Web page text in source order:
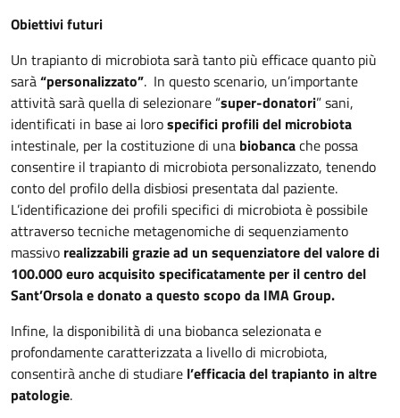
Obiettivi futuri
Un trapianto di microbiota sarà tanto più efficace quanto più
sarà“personalizzato”. In questo scenario, un’importante
attività sarà quella di selezionare “super-donatori” sani,
identificati in base ai lorospecifici profili del microbiota
intestinale, per la costituzione di una biobancache possa
consentire il trapianto di microbiota personalizzato, tenendo
conto del profilo della disbiosi presentata dal paziente.
L’identificazione dei profili specifici di microbiota è possibile
attraverso tecniche metagenomiche di sequenziamento
massivo realizzabili grazie ad un sequenziatore del valore di
100.000 euro acquisito specificatamente per il centro del
Sant’Orsola e donato a questo scopo da IMA Group.
Infine, la disponibilità di una biobanca selezionata e
profondamente caratterizzata a livello di microbiota,
consentirà anche di studiare l’efficacia del trapianto in altre
patologie.